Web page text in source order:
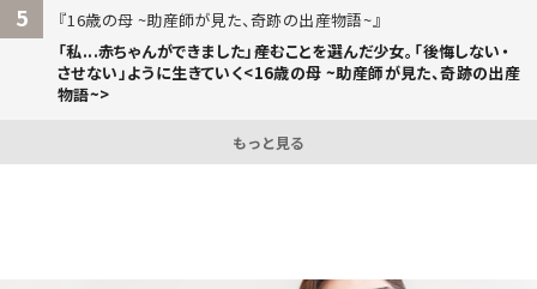
5
16歳の母 ~助産師が見た、奇跡の出産物語~
「私...赤ちゃんができました」――産むことを選んだ少女。「後悔しない・
させない」ように生きていく<16歳の母 ~助産師が見た、奇跡の出産
物語~>
もっと見る